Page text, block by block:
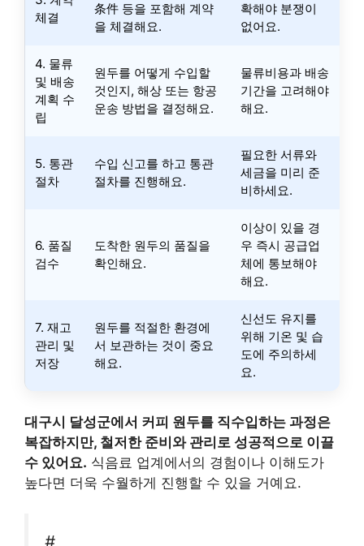
체결
条件 등을 포함해 계약
을 체결해요.
확해야 분쟁이
없어요.
4. 물류
및 배송
계획 수
립
원두를 어떻게 수입할
것인지, 해상 또는 항공
운송 방법을 결정해요.
물류비용과 배송
기간을 고려해야
해요.
5. 통관
절차
수입 신고를 하고 통관
절차를 진행해요.
필요한 서류와
세금을 미리 준
비하세요.
6. 품질
검수
도착한 원두의 품질을
확인해요.
이상이 있을 경
우 즉시 공급업
체에 통보해야
해요.
7. 재고
관리 및
저장
원두를 적절한 환경에
서 보관하는 것이 중요
해요.
신선도 유지를
위해 기온 및 습
도에 주의하세
요.
대구시 달성군에서 커피 원두를 직수입하는 과정은
복잡하지만, 철저한 준비와 관리로 성공적으로 이끌
수 있어요. 식음료 업계에서의 경험이나 이해도가
높다면 더욱 수월하게 진행할 수 있을 거예요.
#